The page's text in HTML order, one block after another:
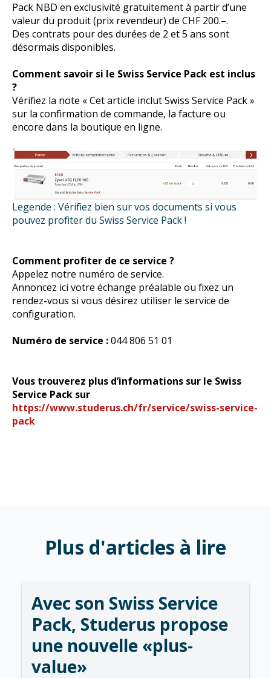
Pack NBD en exclusivité gratuitement à partir d’une
valeur du produit (prix revendeur) de CHF 200.–.
Des contrats pour des durées de 2 et 5 ans sont
désormais disponibles.
Comment savoir si le Swiss Service Pack est inclus
?
Vérifiez la note « Cet article inclut Swiss Service Pack »
sur la confirmation de commande, la facture ou
encore dans la boutique en ligne.
Legende : Vérifiez bien sur vos documents si vous
pouvez profiter du Swiss Service Pack !
Comment profiter de ce service ?
Appelez notre numéro de service.
Annoncez ici votre échange préalable ou fixez un
rendez-vous si vous désirez utiliser le service de
configuration.
Numéro de service :044 806 51 01
Vous trouverez plus d’informations sur le Swiss
Service Pack sur
https://www.studerus.ch/fr/service/swiss-service-
pack
Plus d'articles à lire
Avec son Swiss Service
Pack, Studerus propose
une nouvelle «plus-
value»